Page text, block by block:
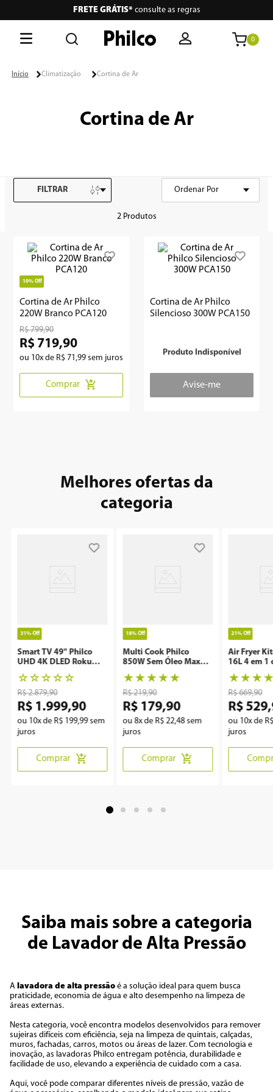
FRETE GRÁTIS*consulte as regras
0
O que está buscando hoje?
Climatização Cortina de Ar
Cortina de Ar
FILTRAR Ordenar Por
MAIS VENDIDOS
2 Produtos
10% Off
Cortina de Ar Philco
220W Branco PCA120
R$ 799,90
R$ 719,90
ou 10x de R$ 71 ,99 sem juros
Comprar
Cortina de Ar Philco
Silencioso 300W PCA150
Produto Indisponível
Melhores ofertas da
categoria
31% Off
Smart TV 49" Philco
UHD 4K DLED Roku
P49CRA
☆☆☆☆☆
R$ 2.879,90
R$ 1.999,90
ou 10x de R$ 199,99sem
juros
Comprar
18% Off
Multi Cook Philco
850W Sem Óleo Maxx
Clean
★★★★★
R$ 219,90
R$ 179,90
ou8x de R$ 22,48sem
juros
Comprar
21% Off
Air Fryer
16L 4 em 1
Rotisserie
★★★
R$ 669,90
R$ 529,
ou 10x de
juros
Saiba mais sobre a categoria
de Lavador de Alta Pressão
A lavadora de alta pressão é a solução ideal para quem busca
praticidade, economia de água e alto desempenho na limpeza de
áreas externas.
Nesta categoria, você encontra modelos desenvolvidos para remover
sujeiras difíceis com eficiência, seja na limpeza de quintais, calçadas,
muros, fachadas, carros, motos ou áreas de lazer. Com tecnologia e
inovação, as lavadoras Philco entregam potência, durabilidade e
facilidade de uso, elevando a experiência de cuidado com a casa.
Aqui, você pode comparar diferentes níveis de pressão, vazão de
embutir
aspiradores
geladeira
12000